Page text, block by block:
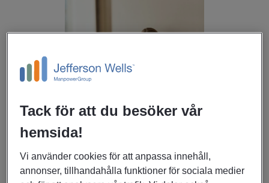
Säker hantering av ditt resultat
Tack för att du besöker vår
hemsida!
Vi använder cookies för att anpassa innehåll,
annonser, tillhandahålla funktioner för sociala medier